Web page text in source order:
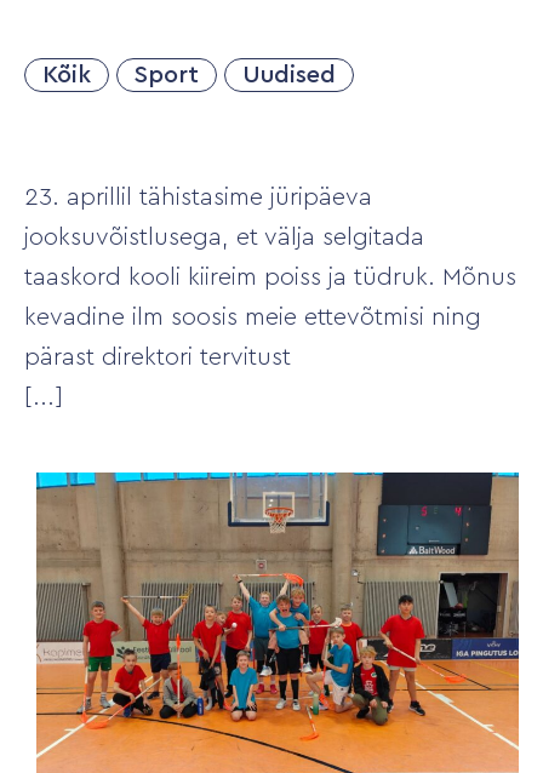
Kõik Sport Uudised
23. aprillil tähistasime jüripäeva
jooksuvõistlusega, et välja selgitada
taaskord kooli kiireim poiss ja tüdruk. Mõnus
kevadine ilm soosis meie ettevõtmisi ning
pärast direktori tervitust